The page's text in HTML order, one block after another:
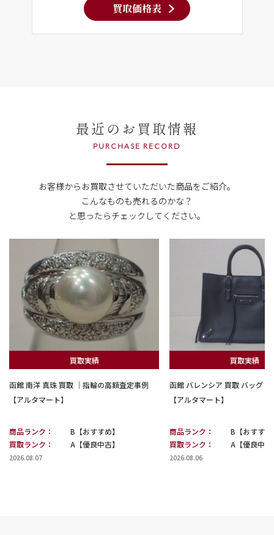
買取価格表
最近のお買取情報
PURCHASE RECORD
お客様からお買取させていただいた商品をご紹介。
こんなものも売れるのかな？
と思ったらチェックしてください。
買取実績
函館 南洋 真珠 買取 ｜指輪の高額査定事例
【アルタマート】
商品ランク：
B【おすすめ】
買取ランク：
A【優良中古】
2026.08.07
買取実績
函館 バレンシア 買取 バッグ｜
【アルタマート】
商品ランク：
B【おすすめ
買取ランク：
A【優良中古
2026.08.06